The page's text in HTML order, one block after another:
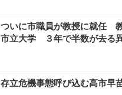
ついに市職員が教授に就任
市立大学 ３年で半数が去る
存立危機事態呼び込む高市早